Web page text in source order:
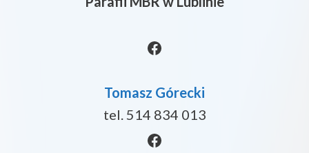
Facebook
Tomasz Górecki
tel. 514 834 013
Facebook